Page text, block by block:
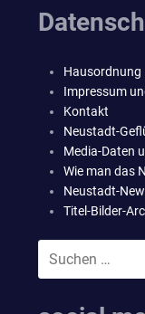
Hausordnung
Impressum
Kontakt
Neustadt-
Media-Daten
Wie man das
Neustadt-
Titel-Bilder-